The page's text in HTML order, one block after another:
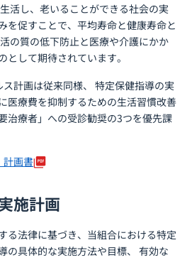
活し、老いることができる社会の実
を促すことで、平均寿命と健康寿命と
の質の低下防止と医療や介護にかか
して期待されています。
計画は従来同様、 特定保健指導の実
医療費を抑制するための生活習慣改善
治療者」への受診勧奨の3つを優先課
画書
施計画
る法律に基づき、当組合における特定
の具体的な実施方法や目標、 有効な